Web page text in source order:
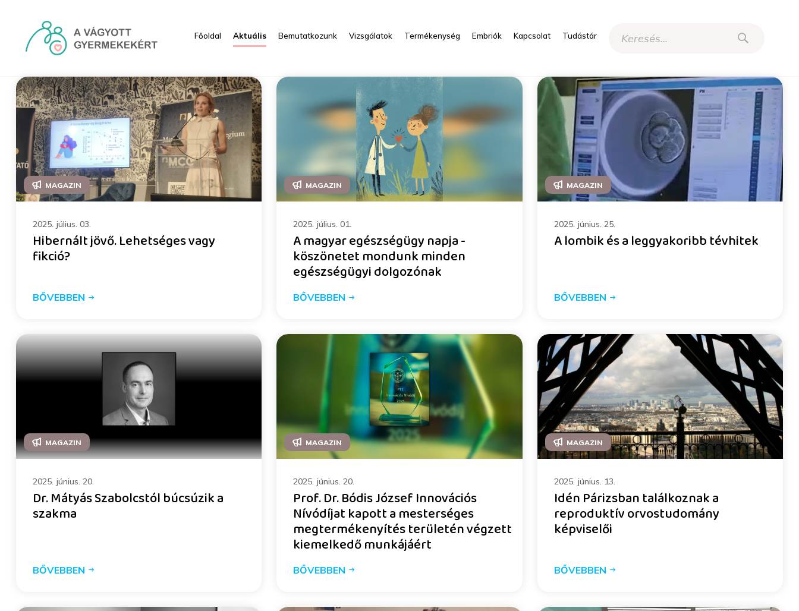
Főoldal Aktuális Bemutatkozunk Vizsgálatok Termékenység Embriók Kapcsolat Tudástár
Rendezvények - HRI
MAGAZIN
2025. július. 03.
Hibernált jövő. Lehetséges vagy
fikció?
BŐVEBBEN
MAGAZIN
2025. július. 01.
A magyar egészségügy napja -
köszönetet mondunk minden
egészségügyi dolgozónak
BŐVEBBEN
MAGAZIN
2025. június. 25.
A lombik és a leggyakoribb tévhitek
BŐVEBBEN
MAGAZIN
2025. június. 20.
Dr. Mátyás Szabolcstól búcsúzik a
szakma
BŐVEBBEN
MAGAZIN
2025. június. 20.
Prof. Dr. Bódis József Innovációs
Nívódíjat kapott a mesterséges
megtermékenyítés területén végzett
kiemelkedő munkájáért
BŐVEBBEN
MAGAZIN
2025. június. 13.
Idén Párizsban találkoznak a
reproduktív orvostudomány
képviselői
BŐVEBBEN